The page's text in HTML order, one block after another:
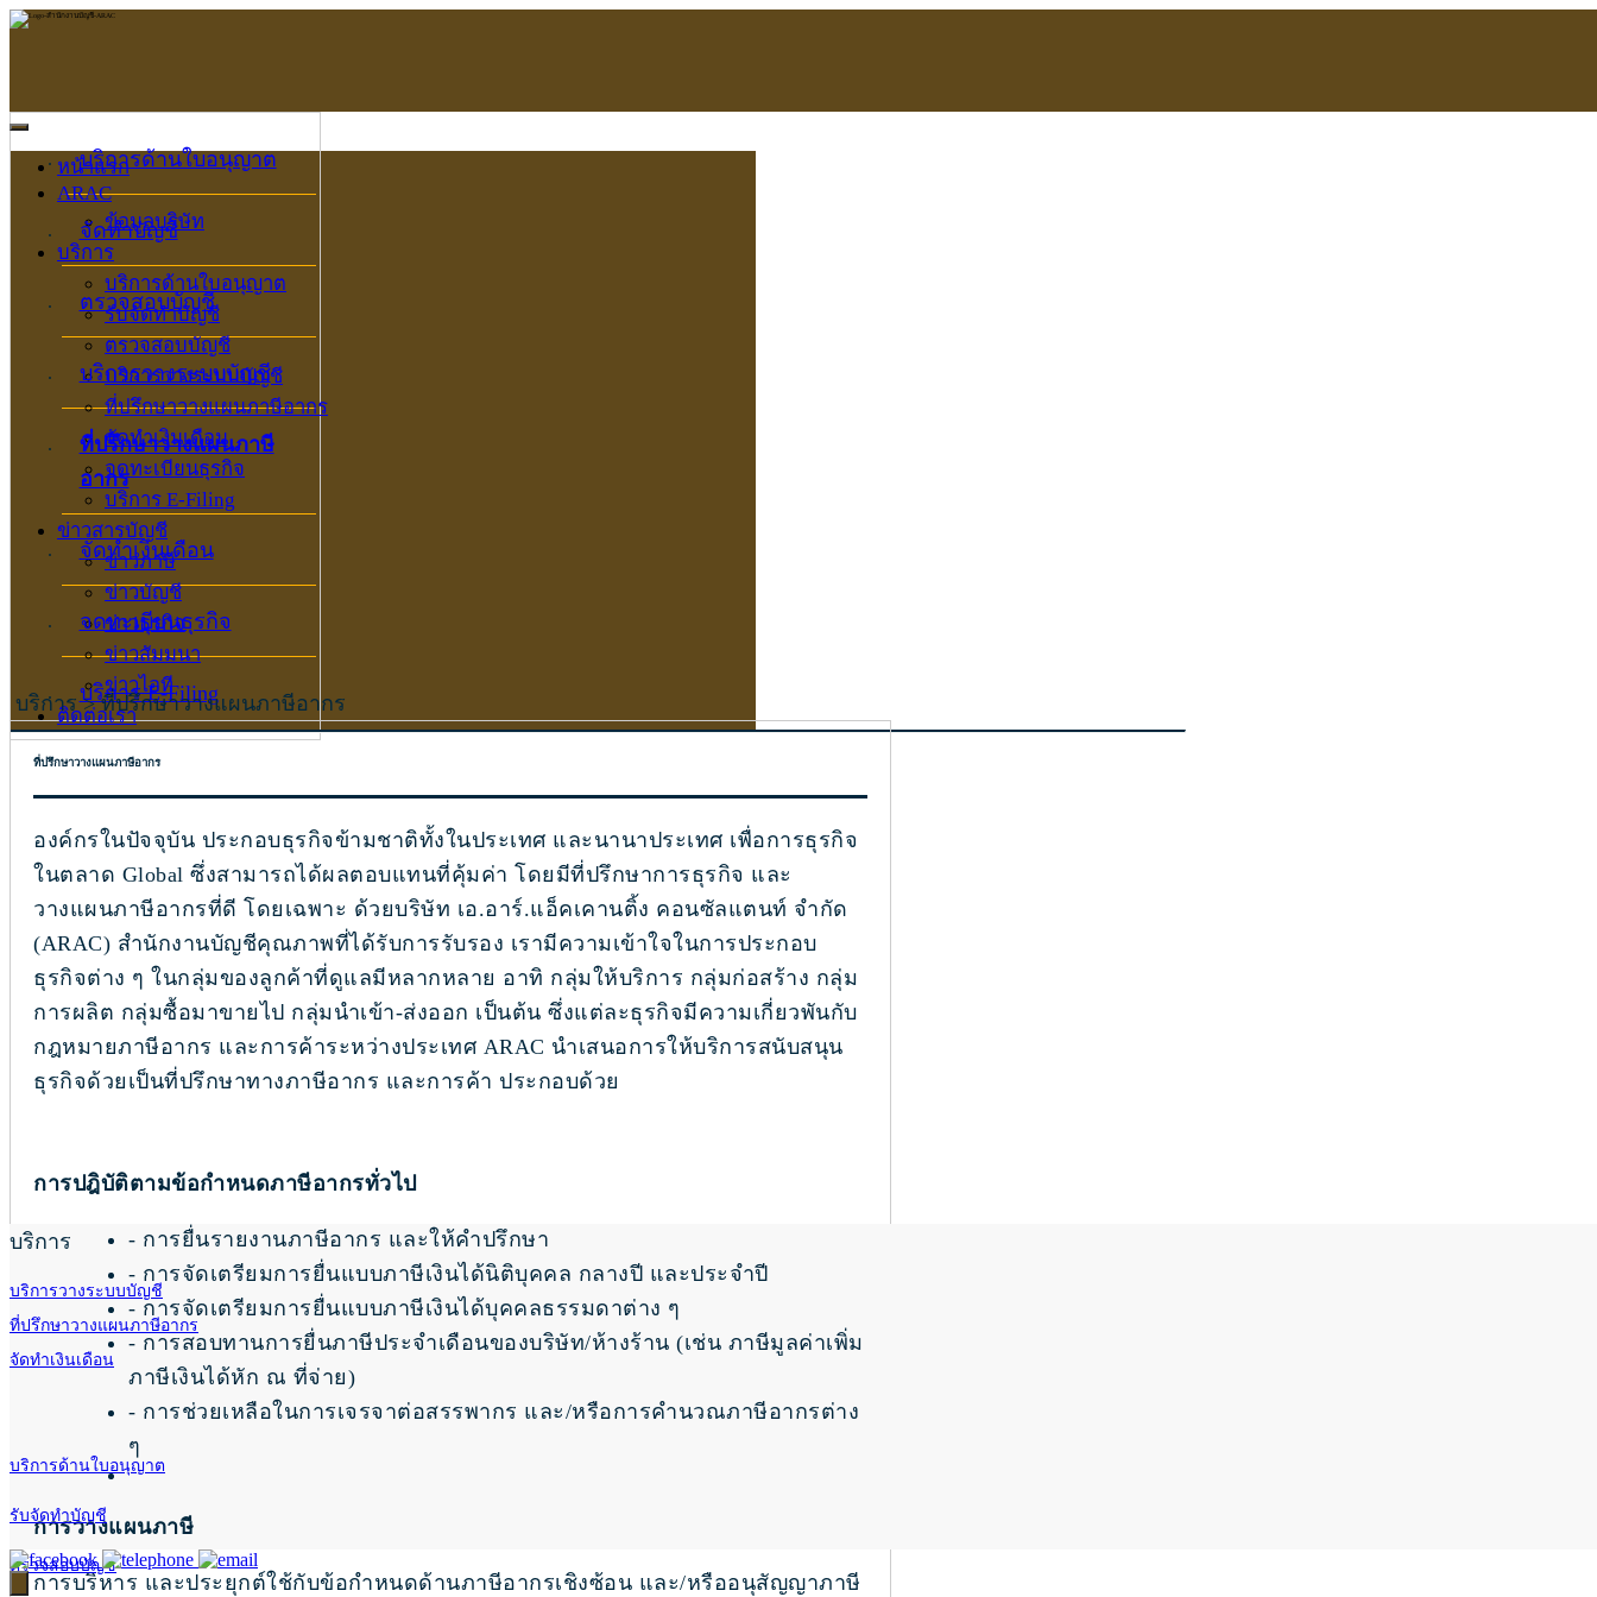
หน้าแรก
ARAC
ข้อมูลบริษัท
บริการ
บริการด้านใบอนุญาต
รับจัดทำบัญชี
ตรวจสอบบัญชี
บริการวางระบบบัญชี
ที่ปรึกษาวางแผนภาษีอากร
จัดทำเงินเดือน
จดทะเบียนธุรกิจ
บริการ E-Filing
ข่าวสารบัญชี
ข่าวภาษี
ข่าวบัญชี
ข่าวธุรกิจ
ข่าวสัมมนา
ข่าวไอที
ติดต่อเรา
บริการด้านใบอนุญาต
จัดทำบัญชี
ตรวจสอบบัญชี
บริการวางระบบบัญชี
ที่ปรึกษาวางแผนภาษี
อากร
จัดทำเงินเดือน
จดทะเบียนธุรกิจ
บริการ E-Filing
บริการ > ที่ปรึกษาวางแผนภาษีอากร
ที่ปรึกษาวางแผนภาษีอากร
องค์กรในปัจจุบัน ประกอบธุรกิจข้ามชาติทั้งในประเทศ และนานาประเทศ เพื่อการธุรกิจ
ในตลาด Global ซึ่งสามารถได้ผลตอบแทนที่คุ้มค่า โดยมีที่ปรึกษาการธุรกิจ และ
วางแผนภาษีอากรที่ดี โดยเฉพาะ ด้วยบริษัท เอ.อาร์.แอ็คเคานติ้ง คอนซัลแตนท์ จำกัด
(ARAC) สำนักงานบัญชีคุณภาพที่ได้รับการรับรอง เรามีความเข้าใจในการประกอบ
ธุรกิจต่าง ๆ ในกลุ่มของลูกค้าที่ดูแลมีหลากหลาย อาทิ กลุ่มให้บริการ กลุ่มก่อสร้าง กลุ่ม
การผลิต กลุ่มซื้อมาขายไป กลุ่มนำเข้า-ส่งออก เป็นต้น ซึ่งแต่ละธุรกิจมีความเกี่ยวพันกับ
กฎหมายภาษีอากร และการค้าระหว่างประเทศ ARAC นำเสนอการให้บริการสนับสนุน
ธุรกิจด้วยเป็นที่ปรึกษาทางภาษีอากร และการค้า ประกอบด้วย
การปฎิบัติตามข้อกำหนดภาษีอากรทั่วไป
- การยื่นรายงานภาษีอากร และให้คำปรึกษา
- การจัดเตรียมการยื่นแบบภาษีเงินได้นิติบุคคล กลางปี และประจำปี
- การจัดเตรียมการยื่นแบบภาษีเงินได้บุคคลธรรมดาต่าง ๆ
- การสอบทานการยื่นภาษีประจำเดือนของบริษัท/ห้างร้าน (เช่น ภาษีมูลค่าเพิ่ม
ภาษีเงินได้หัก ณ ที่จ่าย)
- การช่วยเหลือในการเจรจาต่อสรรพากร และ/หรือการคำนวณภาษีอากรต่าง
ๆ
การวางแผนภาษี
การบริหาร และประยุกต์ใช้กับข้อกำหนดด้านภาษีอากรเชิงซ้อน และ/หรืออนุสัญญาภาษี
บริการ
บริการวางระบบบัญชี
ที่ปรึกษาวางแผนภาษีอากร
จัดทำเงินเดือน
บริการด้านใบอนุญาต
รับจัดทำบัญชี
ตรวจสอบบัญชี